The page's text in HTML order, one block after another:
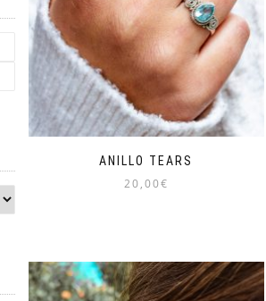
ANILLO TEARS
20,00€